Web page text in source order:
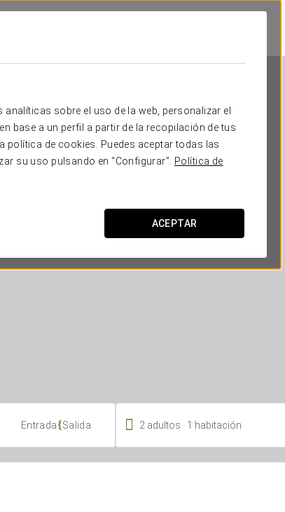
sobre el uso de la web, personalizar el
base a un perfil a partir de la recopilación de tus
política de cookies. Puedes aceptar todas las
su uso pulsando en “Configurar”.
Política de
ACEPTAR
ALMERÍA
Entrada{Salida  2 adultos 1 habitación